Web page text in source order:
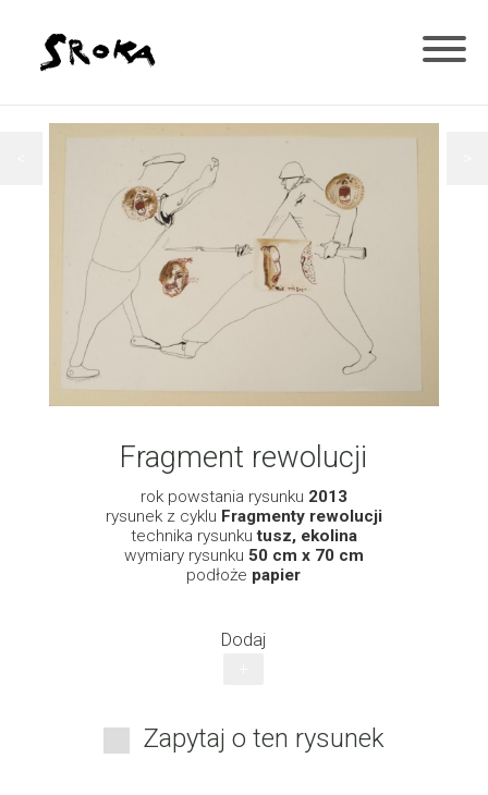
Fragment rewolucji
rok powstania rysunku 2013
rysunek z cyklu Fragmenty rewolucji
technika rysunku tusz, ekolina
wymiary rysunku 50 cm x 70 cm
podłoże papier
Dodaj
Zapytaj o ten rysunek